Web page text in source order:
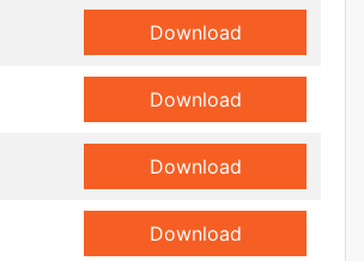
Download
Download
Download
Download